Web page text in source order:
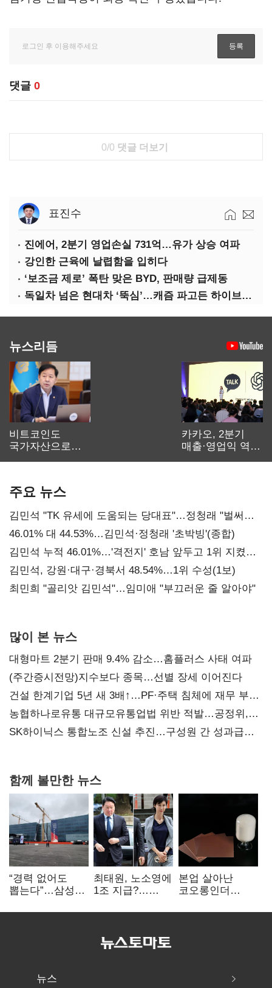
댓글 0
0/0 댓글 더보기
표진수
진에어, 2분기 영업손실 731억…유가 상승 여파
강인한 근육에 날렵함을 입히다
‘보조금 제로’ 폭탄 맞은 BYD, 판매량 급제동
독일차 넘은 현대차 ‘뚝심’…캐즘 파고든 하이브리드 역전극
뉴스리듬
비트코인도
국가자산으로…'
카카오, 2분기
매출·영업익 역대
주요 뉴스
김민석 "TK 유세에 도움되는 당대표"…정청래 "벌써
대표된 양 당직 배분"
46.01% 대 44.53%…김민석·정청래 '초박빙'(종합)
김민석 누적 46.01%…'격전지' 호남 앞두고 1위 지켰다
(2보)
김민석, 강원·대구·경북서 48.54%…1위 수성(1보)
최민희 "골리앗 김민석"…임미애 "부끄러운 줄 알아야"
많이 본 뉴스
대형마트 2분기 판매 9.4% 감소…홈플러스 사태 여파
(주간증시전망)지수보다 종목…선별 장세 이어진다
건설 한계기업 5년 새 3배↑…PF·주택 침체에 재무 부담
확대
농협하나로유통 대규모유통업법 위반 적발…공정위,
과징금 4억6200만원 부과
SK하이닉스 통합노조 신설 추진…구성원 간 성과급
함께 볼만한 뉴스
“경력 없어도
뽑는다”…삼성
반도체 인재
최태원, 노소영에
1조 지급?…
본업 살아난
코오롱인더
배터리 소재로
뉴스